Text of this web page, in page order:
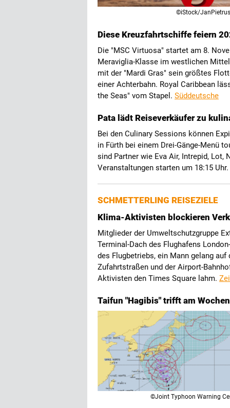
©iStock/
Diese Kreuzfahrtschiffe feiern
Die "MSC Virtuosa" startet am 8.
Meraviglia-Klasse im westlichen
mit der "Mardi Gras" sein größtes
einer Achterbahn. Royal Caribbean
the Seas" vom Stapel. Süddeutsche
Pata lädt Reiseverkäufer zu
Bei den Culinary Sessions können
in Fürth bei einem Drei-Gänge-Menü
sind Partner wie Eva Air, Intrepid, Lot,
Veranstaltungen starten um 18:15 Uhr.
SCHMETTERLING REISEZIELE
Klima-Aktivisten blockieren
Mitglieder der Umweltschutzgruppe
Terminal-Dach des Flughafens
des Flugbetriebs, ein Mann gelang
Zufahrtstraßen und der Airport-
Aktivisten den Times Square lahm.
Taifun "Hagibis" trifft am
©Joint Typhoon Warning